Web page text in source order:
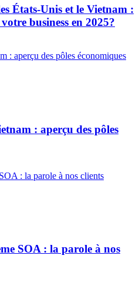
États-Unis et le Vietnam :
business en 2025?
: aperçu des pôles
SOA : la parole à nos